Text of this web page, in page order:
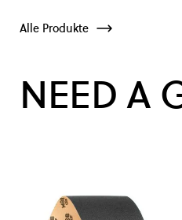
Alle Produkte
NEED A